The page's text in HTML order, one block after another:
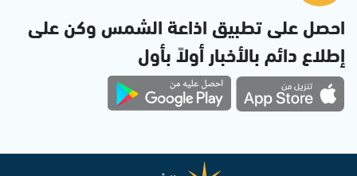
احصل على تطبيق اذاعة الشمس وكن على
إطلاع دائم بالأخبار أولاً بأول